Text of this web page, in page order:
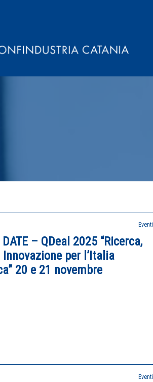
Eventi
DATE – QDeal 2025 “Ricerca,
Innovazione per l’Italia
20 e 21 novembre
Eventi